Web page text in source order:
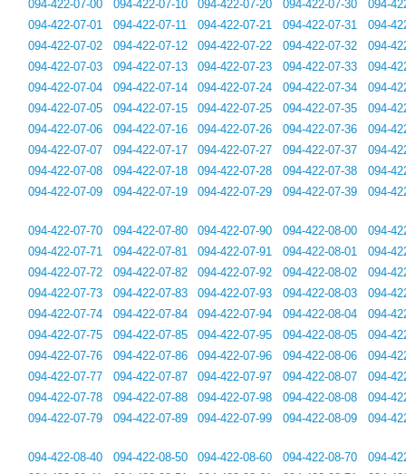
094-422-07-00
094-422-07-01
094-422-07-02
094-422-07-03
094-422-07-04
094-422-07-05
094-422-07-06
094-422-07-07
094-422-07-08
094-422-07-09
094-422-07-10
094-422-07-11
094-422-07-12
094-422-07-13
094-422-07-14
094-422-07-15
094-422-07-16
094-422-07-17
094-422-07-18
094-422-07-19
094-422-07-20
094-422-07-21
094-422-07-22
094-422-07-23
094-422-07-24
094-422-07-25
094-422-07-26
094-422-07-27
094-422-07-28
094-422-07-29
094-422-07-30
094-422-07-31
094-422-07-32
094-422-07-33
094-422-07-34
094-422-07-35
094-422-07-36
094-422-07-37
094-422-07-38
094-422-07-39
094-
094-
094-
094-
094-
094-
094-
094-
094-
094-
094-422-07-70
094-422-07-71
094-422-07-72
094-422-07-73
094-422-07-74
094-422-07-75
094-422-07-76
094-422-07-77
094-422-07-78
094-422-07-79
094-422-07-80
094-422-07-81
094-422-07-82
094-422-07-83
094-422-07-84
094-422-07-85
094-422-07-86
094-422-07-87
094-422-07-88
094-422-07-89
094-422-07-90
094-422-07-91
094-422-07-92
094-422-07-93
094-422-07-94
094-422-07-95
094-422-07-96
094-422-07-97
094-422-07-98
094-422-07-99
094-422-08-00
094-422-08-01
094-422-08-02
094-422-08-03
094-422-08-04
094-422-08-05
094-422-08-06
094-422-08-07
094-422-08-08
094-422-08-09
094-
094-
094-
094-
094-
094-
094-
094-
094-
094-
094-422-08-40
094-422-08-50
094-422-08-60
094-422-08-70
094-